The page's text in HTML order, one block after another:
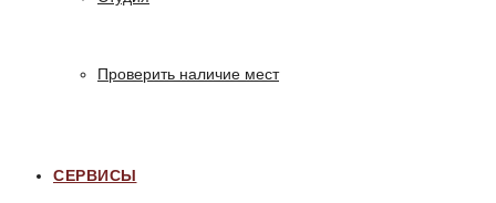
Проверить наличие мест
СЕРВИСЫ